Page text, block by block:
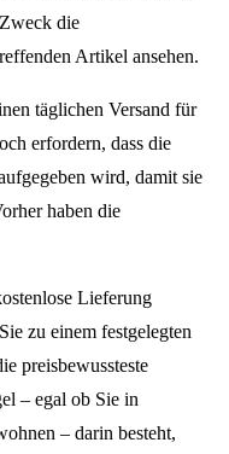
die
Artikel ansehen.
täglichen Versand für
erfordern, dass die
wird, damit sie
haben die
Lieferung
zu einem festgelegten
preisbewussteste
– egal ob Sie in
– darin besteht,